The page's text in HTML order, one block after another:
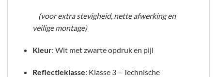
(voor extra stevigheid, nette afwerking en
veilige montage)
Kleur: Wit met zwarte opdruk en pijl
Reflectieklasse: Klasse 3 – Technische